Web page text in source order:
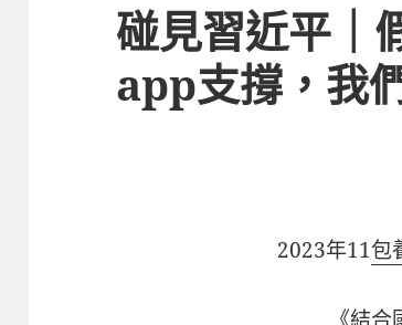
碰見習近平｜
app支撐，我
2023年11包